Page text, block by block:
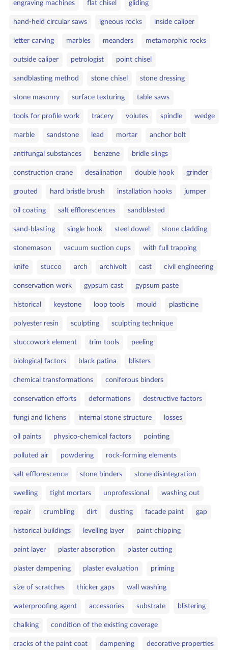
engraving machines flat chisel gliding
hand‑held circular saws igneous rocks inside caliper
letter carving marbles meanders metamorphic rocks
outside caliper petrologist point chisel
sandblasting method stone chisel stone dressing
stone masonry surface texturing table saws
tools for profile work tracery volutes spindle wedge
marble sandstone lead mortar anchor bolt
antifungal substances benzene bridle slings
construction crane desalination double hook grinder
grouted hard bristle brush installation hooks jumper
oil coating salt efflorescences sandblasted
sand‑blasting single hook steel dowel stone cladding
stonemason vacuum suction cups with full trapping
knife stucco arch archivolt cast civil engineering
conservation work gypsum cast gypsum paste
historical keystone loop tools mould plasticine
polyester resin sculpting sculpting technique
stuccowork element trim tools peeling
biological factors black patina blisters
chemical transformations coniferous binders
conservation efforts deformations destructive factors
fungi and lichens internal stone structure losses
oil paints physico‑chemical factors pointing
polluted air powdering rock‑forming elements
salt efflorescence stone binders stone disintegration
swelling tight mortars unprofessional washing out
repair crumbling dirt dusting facade paint gap
historical buildings levelling layer paint chipping
paint layer plaster absorption plaster cutting
plaster dampening plaster evaluation priming
size of scratches thicker gaps wall washing
waterproofing agent accessories substrate blistering
chalking condition of the existing coverage
cracks of the paint coat dampening decorative properties